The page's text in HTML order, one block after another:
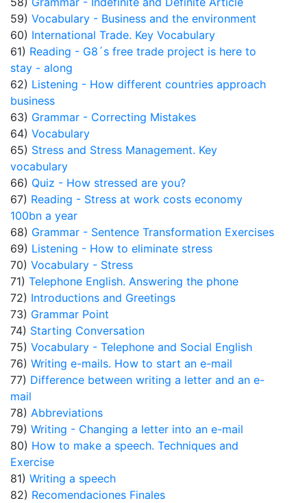
59) Vocabulary - Business and the environment
60) International Trade. Key Vocabulary
61) Reading - G8´s free trade project is here to
stay - along
62) Listening - How different countries approach
business
63) Grammar - Correcting Mistakes
64) Vocabulary
65) Stress and Stress Management. Key
vocabulary
66) Quiz - How stressed are you?
67) Reading - Stress at work costs economy
100bn a year
68) Grammar - Sentence Transformation Exercises
69) Listening - How to eliminate stress
70) Vocabulary - Stress
71) Telephone English. Answering the phone
72) Introductions and Greetings
73) Grammar Point
74) Starting Conversation
75) Vocabulary - Telephone and Social English
76) Writing e-mails. How to start an e-mail
77) Difference between writing a letter and an e-
mail
78) Abbreviations
79) Writing - Changing a letter into an e-mail
80) How to make a speech. Techniques and
Exercise
81) Writing a speech
82) Recomendaciones Finales